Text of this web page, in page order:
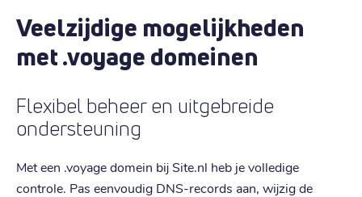
Veelzijdige mogelijkheden
met .voyage domeinen
Flexibel beheer en uitgebreide
ondersteuning
Met een .voyage domein bij Site.nl heb je volledige
controle. Pas eenvoudig DNS-records aan, wijzig de